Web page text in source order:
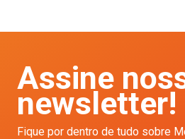
Assine
newsletter!
Fique por dentro de tudo sobre